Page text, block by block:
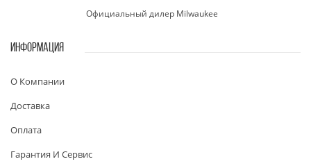
Официальный дилер Milwaukee
ИНФОРМАЦИЯ
О Компании
Доставка
Оплата
Гарантия И Сервис